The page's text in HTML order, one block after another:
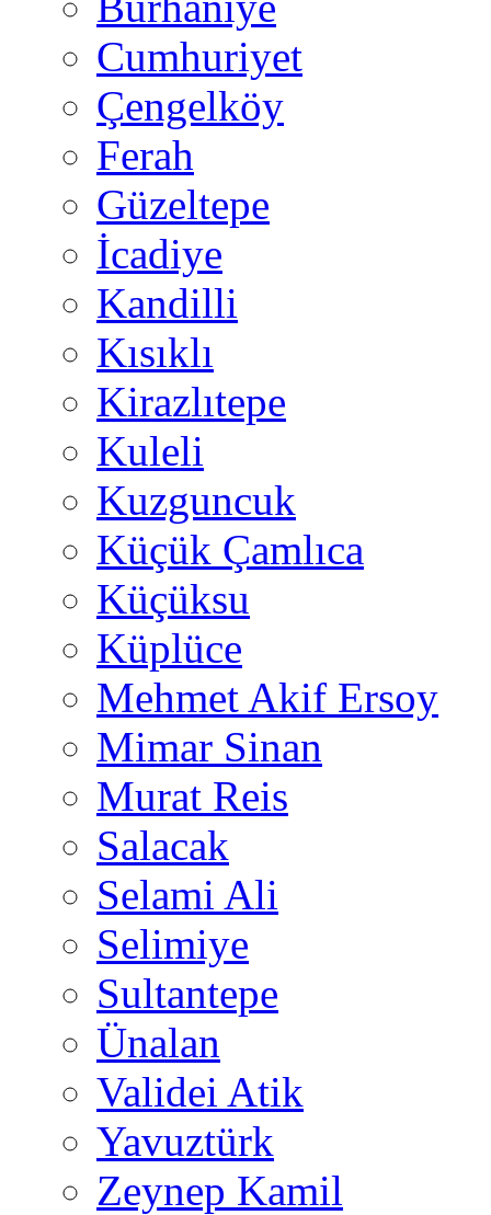
Cumhuriyet
Çengelköy
Ferah
Güzeltepe
İcadiye
Kandilli
Kısıklı
Kirazlıtepe
Kuleli
Kuzguncuk
Küçük Çamlıca
Küçüksu
Küplüce
Mehmet Akif Ersoy
Mimar Sinan
Murat Reis
Salacak
Selami Ali
Selimiye
Sultantepe
Ünalan
Validei Atik
Yavuztürk
Zeynep Kamil